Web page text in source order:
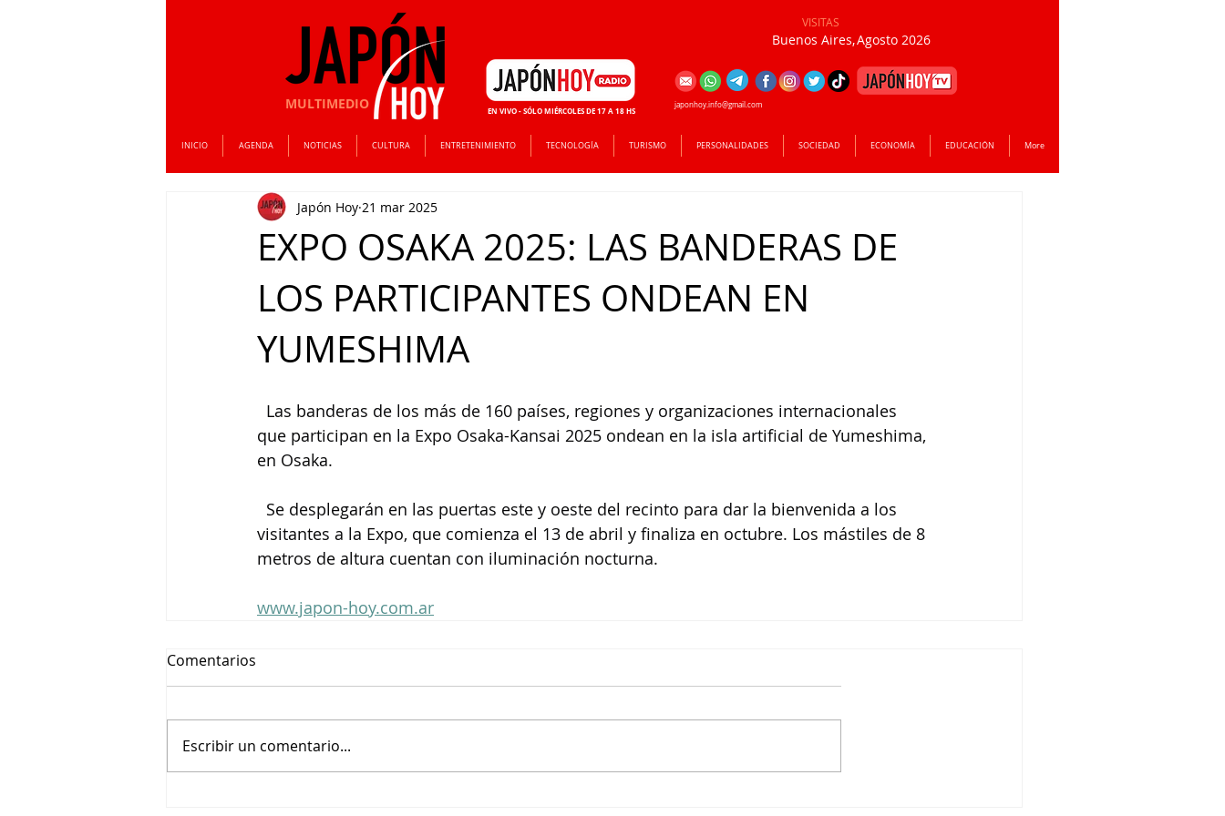
MULTIMEDIO
VISITAS
Buenos Aires,Agosto 2026
INICIO AGENDA NOTICIAS CULTURA ENTRETENIMIENTO TECNOLOGÍA TURISMO PERSONALIDADES SOCIEDAD ECONOMÍA EDUCACIÓN More
EN VIVO - SÓLO MIÉRCOLES DE 17 A 18 HS
japonhoy.info@gmail.com
EXPO OSAKA 2025: LAS BANDERAS DE
LOS PARTICIPANTES ONDEAN EN
YUMESHIMA
Japón Hoy 21 mar 2025
Las banderas de los más de 160 países, regiones y organizaciones internacionales
que participan en la Expo Osaka-Kansai 2025 ondean en la isla artificial de Yumeshima,
en Osaka.
Se desplegarán en las puertas este y oeste del recinto para dar la bienvenida a los
visitantes a la Expo, que comienza el 13 de abril y finaliza en octubre. Los mástiles de 8
metros de altura cuentan con iluminación nocturna.
www.japon-hoy.com.ar
Comentarios
Escribir un comentario...